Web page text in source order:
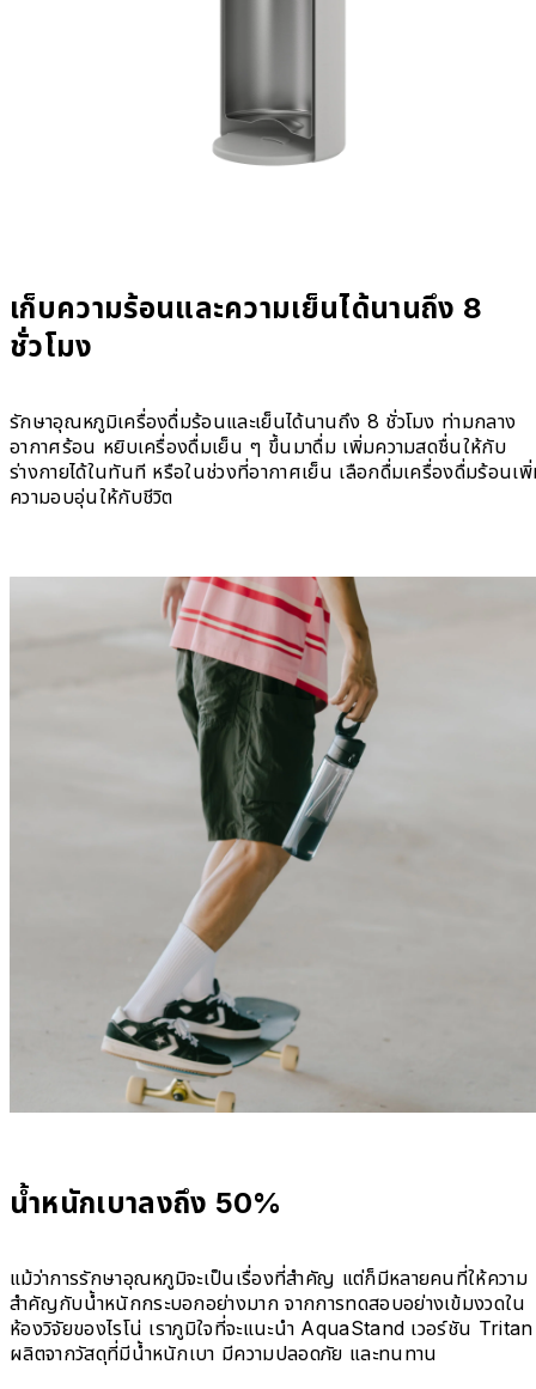
เก็บความร้อนและความเย็นได้นานถึง 8
ชั่วโมง
รักษาอุณหภูมิเครื่องดื่มร้อนและเย็นได้นานถึง 8 ชั่วโมง ท่ามกลาง
อากาศร้อน หยิบเครื่องดื่มเย็น ๆ ขึ้นมาดื่ม เพิ่มความสดชื่นให้กับ
ร่างกายได้ในทันที หรือในช่วงที่อากาศเย็น เลือกดื่มเครื่องดื่มร้อนเ
ความอบอุ่นให้กับชีวิต
น้ำหนักเบาลงถึง 50%
แม้ว่าการรักษาอุณหภูมิจะเป็นเรื่องที่สำคัญ แต่ก็มีหลายคนที่ให้ความ
สำคัญกับน้ำหนักกระบอกอย่างมาก จากการทดสอบอย่างเข้มงวดใน
ห้องวิจัยของไรโน่ เราภูมิใจที่จะแนะนำ AquaStand เวอร์ชัน Tritan
ผลิตจากวัสดุที่มีน้ำหนักเบา มีความปลอดภัย และทนทาน